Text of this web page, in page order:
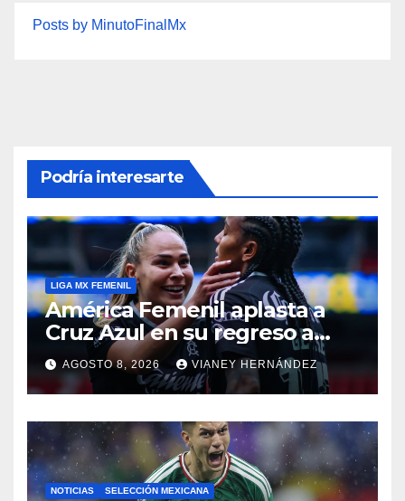
Posts by MinutoFinalMx
Podría interesarte
LIGA MX FEMENIL
América Femenil aplasta a
Cruz Azul en su regreso a
casa
AGOSTO 8, 2026 VIANEY HERNÁNDEZ
NOTICIAS SELECCIÓN MEXICANA